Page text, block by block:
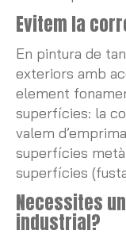
Evitem la
En pintura de
exteriors amb
element
superfícies: la
valem
superfícies
superfícies
Necessites
industrial?